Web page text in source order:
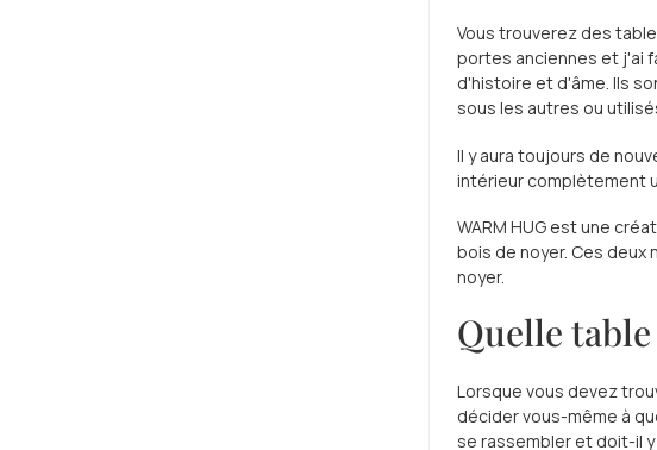
Vous trouverez des
portes anciennes et j'ai
d'histoire et d'âme. Ils
sous les autres ou
Il y aura toujours de
intérieur complètement
WARM HUG est une
bois de noyer. Ces
noyer.
Quelle
Lorsque vous devez
décider vous-même à
se rassembler et doit-il